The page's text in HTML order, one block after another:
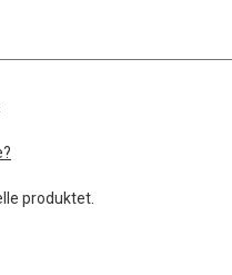
produktet.